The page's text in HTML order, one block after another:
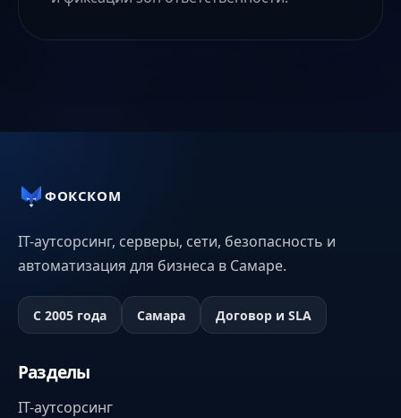
ФОКСКОМ
IT-аутсорсинг, серверы, сети, безопасность и
автоматизация для бизнеса в Самаре.
С 2005 года Самара Договор и SLA
Разделы
IT-аутсорсинг